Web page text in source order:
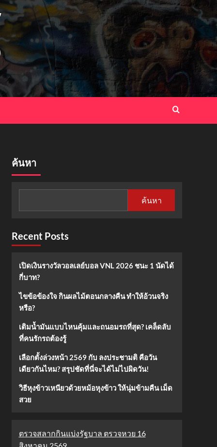
ค้นหา
ค้นหา
Recent Posts
เปิดเงินรางวัลวอลเลย์บอล VNL 2026 ชนะ 1 นัดได้
กี่บาท?
ไขข้อข้องใจ กินผลไม้ตอนกลางคืน ทำให้อ้วนจริง
หรือ?
เติมน้ำมันแบบไหนคุ้มและถนอมรถที่สุด? เคล็ดลับ
ที่คนรักรถต้องรู้
เลือกตั้งล่วงหน้า 2569 กับ ลงประชามติ คือวัน
เดียวกันไหม? สรุปชัดที่นี่จะได้ไม่ไปผิดวัน!
วิธีหุงข้าวเหนียวด้วยหม้อหุงข้าว ให้นุ่มข้ามคืน เม็ด
สวย
ตรวจสลากกินแบ่งรัฐบาล ตรวจหวย 16